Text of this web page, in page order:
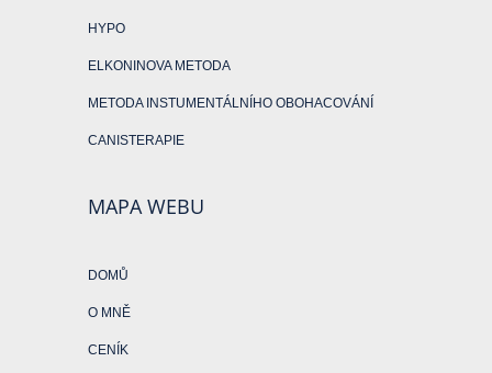
HYPO
ELKONINOVA METODA
METODA INSTUMENTÁLNÍHO OBOHACOVÁNÍ
CANISTERAPIE
MAPA WEBU
DOMŮ
O MNĚ
CENÍK